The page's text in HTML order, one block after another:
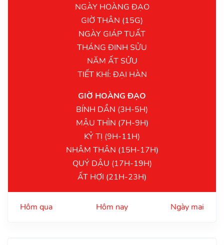
NGÀY HOÀNG ĐẠO
GIỜ THÂN (15G)
NGÀY GIÁP TUẤT
THÁNG ĐINH SỬU
NĂM ẤT SỬU
TIẾT KHÍ: ĐẠI HÀN
GIỜ HOÀNG ĐẠO
BÍNH DẦN (3H-5H)
MẬU THÌN (7H-9H)
KỶ TỊ (9H-11H)
NHÂM THÂN (15H-17H)
QUÝ DẬU (17H-19H)
ẤT HỢI (21H-23H)
Hôm qua Hôm nay Ngày mai